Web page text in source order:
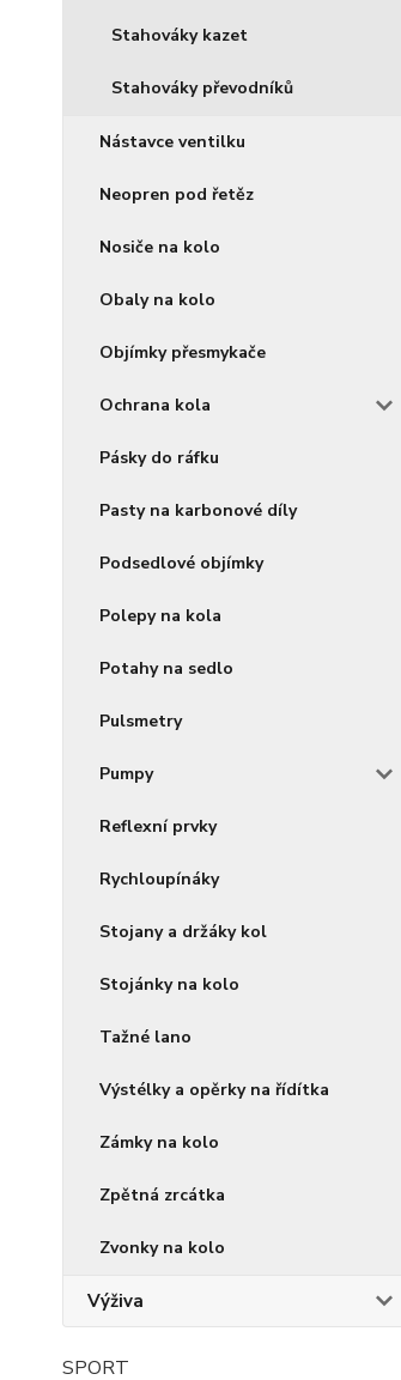
Stahováky kazet
Stahováky převodníků
Nástavce ventilku
Neopren pod řetěz
Nosiče na kolo
Obaly na kolo
Objímky přesmykače
Ochrana kola
Pásky do ráfku
Pasty na karbonové díly
Podsedlové objímky
Polepy na kola
Potahy na sedlo
Pulsmetry
Pumpy
Reflexní prvky
Rychloupínáky
Stojany a držáky kol
Stojánky na kolo
Tažné lano
Výstélky a opěrky na řídítka
Zámky na kolo
Zpětná zrcátka
Zvonky na kolo
Výživa
SPORT